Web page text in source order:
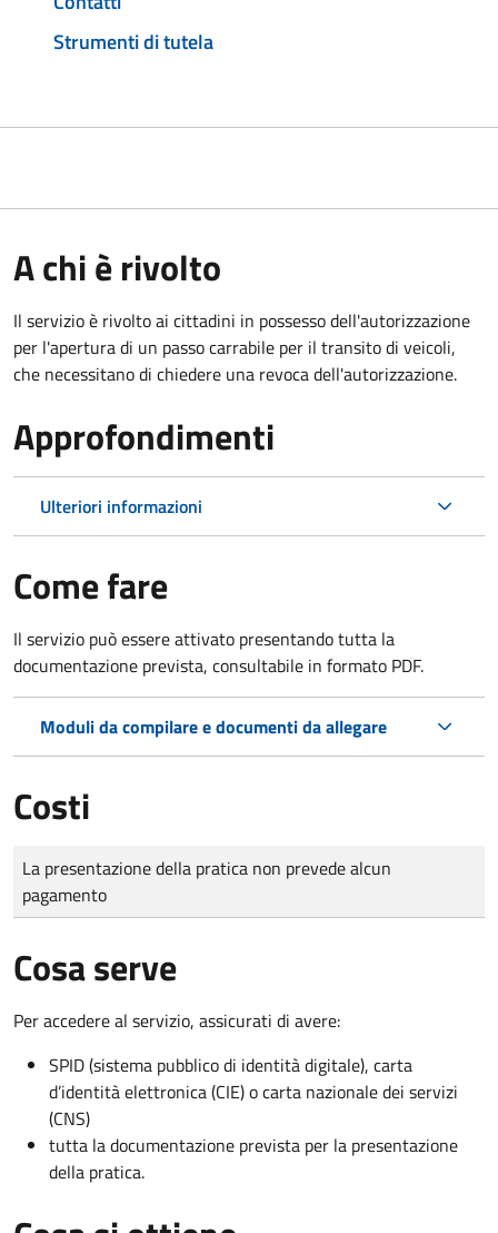
Strumenti di tutela
A chi è rivolto
Il servizio è rivolto ai cittadini in possesso dell'autorizzazione
per l'apertura di un passo carrabile per il transito di veicoli,
che necessitano di chiedere una revoca dell'autorizzazione.
Approfondimenti
Ulteriori informazioni
Come fare
Il servizio può essere attivato presentando tutta la
documentazione prevista, consultabile in formato PDF.
Moduli da compilare e documenti da allegare
Costi
Tipo di pagamento
Importo
La presentazione della pratica non prevede alcun
pagamento
Cosa serve
Per accedere al servizio, assicurati di avere:
SPID (sistema pubblico di identità digitale), carta
d’identità elettronica (CIE) o carta nazionale dei servizi
(CNS)
tutta la documentazione prevista per la presentazione
della pratica.